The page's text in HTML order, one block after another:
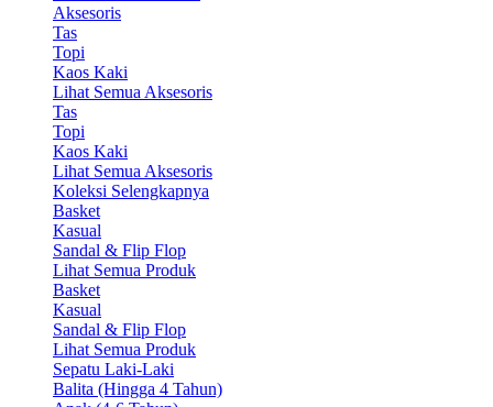
Aksesoris
Tas
Topi
Kaos Kaki
Lihat Semua Aksesoris
Tas
Topi
Kaos Kaki
Lihat Semua Aksesoris
Koleksi Selengkapnya
Basket
Kasual
Sandal & Flip Flop
Lihat Semua Produk
Basket
Kasual
Sandal & Flip Flop
Lihat Semua Produk
Sepatu Laki-Laki
Balita (Hingga 4 Tahun)